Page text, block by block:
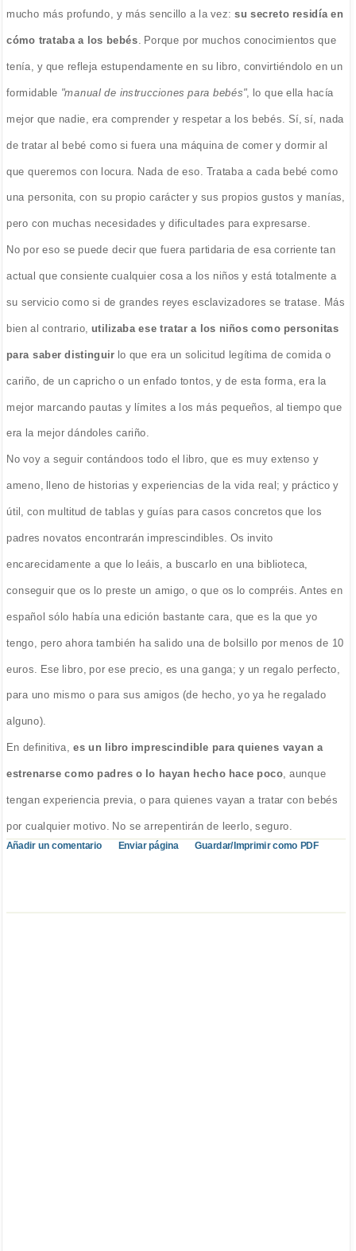
mucho más profundo, y más sencillo a la vez: su secreto residía en
cómo trataba a los bebés . Porque por muchos conocimientos que
tenía, y que refleja estupendamente en su libro, convirtiéndolo en un
formidable "manual de instrucciones para bebés", lo que ella hacía
mejor que nadie, era comprender y respetar a los bebés. Sí, sí, nada
de tratar al bebé como si fuera una máquina de comer y dormir al
que queremos con locura. Nada de eso. Trataba a cada bebé como
una personita, con su propio carácter y sus propios gustos y manías,
pero con muchas necesidades y dificultades para expresarse.
No por eso se puede decir que fuera partidaria de esa corriente tan
actual que consiente cualquier cosa a los niños y está totalmente a
su servicio como si de grandes reyes esclavizadores se tratase. Más
bien al contrario,utilizaba ese tratar a los niños como personitas
para saber distinguir lo que era un solicitud legítima de comida o
cariño, de un capricho o un enfado tontos, y de esta forma, era la
mejor marcando pautas y límites a los más pequeños, al tiempo que
era la mejor dándoles cariño.
No voy a seguir contándoos todo el libro, que es muy extenso y
ameno, lleno de historias y experiencias de la vida real; y práctico y
útil, con multitud de tablas y guías para casos concretos que los
padres novatos encontrarán imprescindibles. Os invito
encarecidamente a que lo leáis, a buscarlo en una biblioteca,
conseguir que os lo preste un amigo, o que os lo compréis. Antes en
español sólo había una edición bastante cara, que es la que yo
tengo, pero ahora también ha salido una de bolsillo por menos de 10
euros. Ese libro, por ese precio, es una ganga; y un regalo perfecto,
para uno mismo o para sus amigos (de hecho, yo ya he regalado
alguno).
En definitiva, es un libro imprescindible para quienes vayan a
estrenarse como padres o lo hayan hecho hace poco , aunque
tengan experiencia previa, o para quienes vayan a tratar con bebés
por cualquier motivo. No se arrepentirán de leerlo, seguro.
Añadir un comentario Enviar página Guardar/Imprimir como PDF